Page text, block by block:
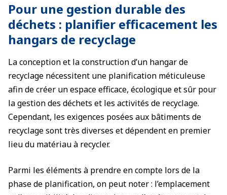
Pour une gestion durable des
déchets : planifier efficacement les
hangars de recyclage
La conception et la construction d’un hangar de
recyclage nécessitent une planification méticuleuse
afin de créer un espace efficace, écologique et sûr pour
la gestion des déchets et les activités de recyclage.
Cependant, les exigences posées aux bâtiments de
recyclage sont très diverses et dépendent en premier
lieu du matériau à recycler.
Parmi les éléments à prendre en compte lors de la
phase de planification, on peut noter : l’emplacement